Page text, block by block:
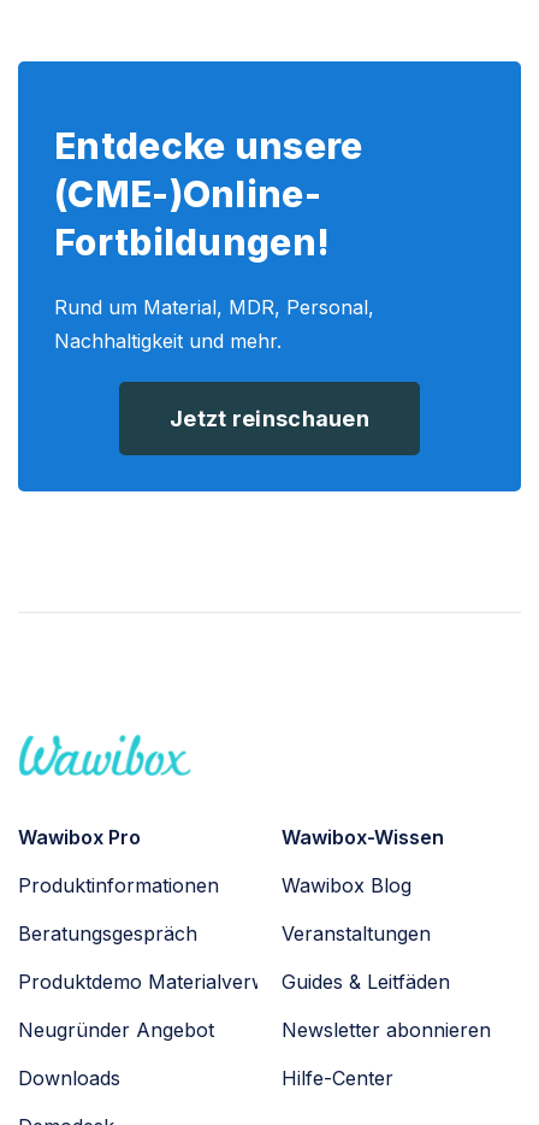
Entdecke unsere
(CME-)Online-
Fortbildungen!
Rund um Material, MDR, Personal,
Nachhaltigkeit und mehr.
Jetzt reinschauen
Wawibox Pro
Produktinformationen
Beratungsgespräch
Produktdemo Materialverwaltung
Neugründer Angebot
Downloads
Wawibox-Wissen
Wawibox Blog
Veranstaltungen
Guides & Leitfäden
Newsletter abonnieren
Hilfe-Center